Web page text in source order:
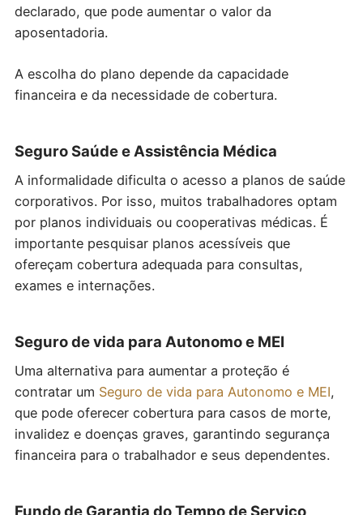
declarado, que pode aumentar o valor da
aposentadoria.
A escolha do plano depende da capacidade
financeira e da necessidade de cobertura.
Seguro Saúde e Assistência Médica
A informalidade dificulta o acesso a planos de saúde
corporativos. Por isso, muitos trabalhadores optam
por planos individuais ou cooperativas médicas. É
importante pesquisar planos acessíveis que
ofereçam cobertura adequada para consultas,
exames e internações.
Seguro de vida para Autonomo e MEI
Uma alternativa para aumentar a proteção é
contratar um Seguro de vida para Autonomo e MEI,
que pode oferecer cobertura para casos de morte,
invalidez e doenças graves, garantindo segurança
financeira para o trabalhador e seus dependentes.
Fundo de Garantia do Tempo de Serviço